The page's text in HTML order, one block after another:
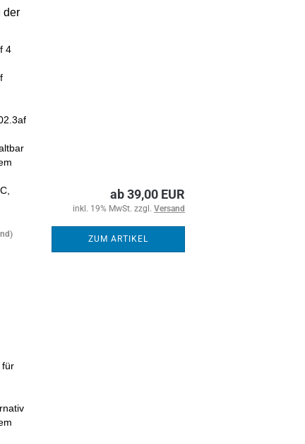
der
4
ab 39,00 EUR
inkl. 19% MwSt. zzgl. Versand
ZUM ARTIKEL
für